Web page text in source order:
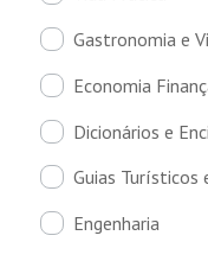
Gastronomia e
Economia
Dicionários e
Guias Turísticos
Engenharia